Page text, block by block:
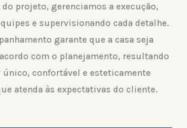
do projeto, gerenciamos a execução,
e supervisionando cada detalhe.
garante que a casa seja
com o planejamento, resultando
único, confortável e esteticamente
atenda às expectativas do cliente.